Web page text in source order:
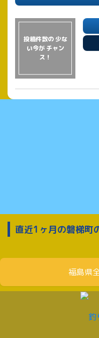
投稿件数の 少な
い今が チャン
ス！
直近1ヶ月の磐梯町
福島県